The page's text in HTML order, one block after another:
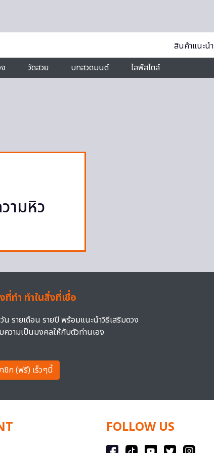
สินค้าแนะนำ
วัดสวย บทสวดมนต์ ไลฟ์สไตล์
ามหิว
ที่ทำ ทำในสิ่งที่เชื่อ
น รายเดือน รายปี พร้อมแนะนำวิธีเสริมดวง
ความเป็นมงคลให้กับตัวท่านเอง
ชิก (ฟรี) เร็วๆนี้
FOLLOW US